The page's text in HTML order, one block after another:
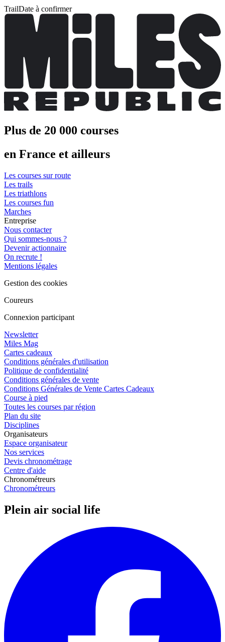
TrailDate à confirmer
Plus de 20 000 courses
en France et ailleurs
Les courses sur route
Les trails
Les triathlons
Les courses fun
Marches
Entreprise
Nous contacter
Qui sommes-nous ?
Devenir actionnaire
On recrute !
Mentions légales
Gestion des cookies
Coureurs
Connexion participant
Newsletter
Miles Mag
Cartes cadeaux
Conditions générales d'utilisation
Politique de confidentialité
Conditions générales de vente
Conditions Générales de Vente Cartes Cadeaux
Course à pied
Toutes les courses par région
Plan du site
Disciplines
Organisateurs
Espace organisateur
Nos services
Devis chronométrage
Centre d'aide
Chronométreurs
Chronométreurs
Plein air social life